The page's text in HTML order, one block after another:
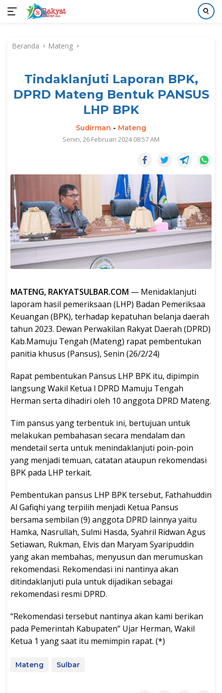
kontenBeranda Mateng
Tindaklanjuti Laporan BPK,
DPRD Mateng Bentuk PANSUS
LHP BPK
Sudirman - Mateng
Senin, 26 Februari 2024 08:57 AM
MATENG, RAKYATSULBAR.COM — Menidaklanjuti
laporam hasil pemeriksaan (LHP) Badan Pemeriksaa
Keuangan (BPK), terhadap kepatuhan belanja daerah
tahun 2023. Dewan Perwakilan Rakyat Daerah (DPRD)
Kab.Mamuju Tengah (Mateng) rapat pembentukan
panitia khusus (Pansus), Senin (26/2/24)
Rapat pembentukan Pansus LHP BPK itu, dipimpin
langsung Wakil Ketua l DPRD Mamuju Tengah
Herman serta dihadiri oleh 10 anggota DPRD Mateng.
Tim pansus yang terbentuk ini, bertujuan untuk
melakukan pembahasan secara mendalam dan
mendetail serta untuk menindaklanjuti poin-poin
yang menjadi temuan, catatan ataupun rekomendasi
BPK pada LHP terkait.
Pembentukan pansus LHP BPK tersebut, Fathahuddin
Al Gafiqhi yang terpilih menjadi Ketua Pansus
bersama sembilan (9) anggota DPRD lainnya yaitu
Hamka, Nasrullah, Sulmi Hasda, Syahril Ridwan Agus
Setiawan, Rukman, Elvis dan Maryam Syaripuddin
yang akan membahas, menyusun dan merumuskan
rekomendasi. Rekomendasi ini nantinya akan
ditindaklanjuti pula untuk dijadikan sebagai
rekomendasi resmi DPRD.
“Rekomendasi tersebut nantinya akan kami berikan
pada Pemerintah Kabupaten” Ujar Herman, Wakil
Ketua 1 yang saat itu memimpin rapat. (*)
Mateng Sulbar